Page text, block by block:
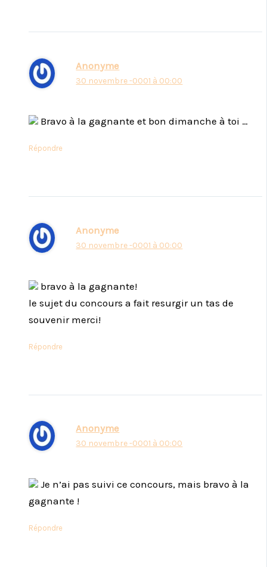
Anonyme
30 novembre -0001 à 00:00
Bravo à la gagnante et bon dimanche à toi …
Répondre
Anonyme
30 novembre -0001 à 00:00
bravo à la gagnante!
le sujet du concours a fait resurgir un tas de
souvenir merci!
Répondre
Anonyme
30 novembre -0001 à 00:00
Je n’ai pas suivi ce concours, mais bravo à la
gagnante !
Répondre